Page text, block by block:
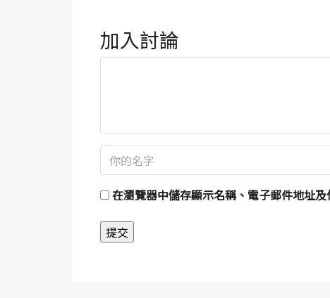
加入討論
在瀏覽器中儲存顯示名稱、電子郵件地址